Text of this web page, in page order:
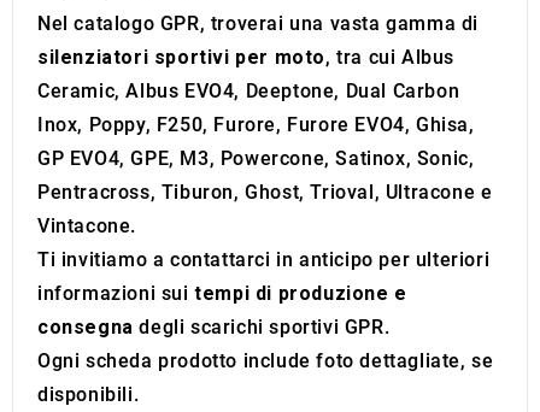
may combine it with other information that you’ve
of their services.
Nel catalogo GPR, troverai una vasta gamma di
silenziatori sportivi per moto, tra cui Albus
Ceramic, Albus EVO4, Deeptone, Dual Carbon
Inox, Poppy, F250, Furore, Furore EVO4, Ghisa,
GP EVO4, GPE, M3, Powercone, Satinox, Sonic,
Pentracross, Tiburon, Ghost, Trioval, Ultracone e
Vintacone.
Ti invitiamo a contattarci in anticipo per ulteriori
informazioni suitempi di produzione e
consegna degli scarichi sportivi GPR.
Ogni scheda prodotto include foto dettagliate, se
disponibili.